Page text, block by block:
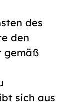
des
den
gemäß
sich aus